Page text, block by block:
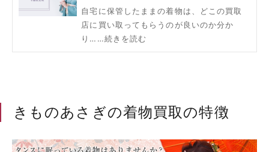
自宅に保管したままの着物は、どこの買取
店に買い取ってもらうのが良いのか分か
り……続きを読む
きものあさぎの着物買取の特徴